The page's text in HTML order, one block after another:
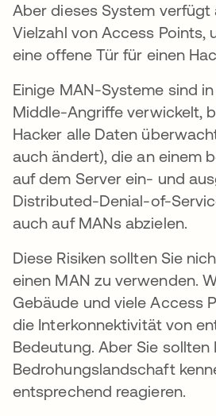
Aber dieses System verfügt
Vielzahl von Access Points,
eine offene Tür für einen
Einige MAN-Systeme sind
Middle-Angriffe verwickelt,
Hacker alle Daten
auch ändert), die an einem
auf dem Server ein- und
Distributed-Denial-of-
auch auf MANs abzielen.
Diese Risiken sollten Sie
einen MAN zu verwenden.
Gebäude und viele Access
die Interkonnektivität von
Bedeutung. Aber Sie sollten
Bedrohungslandschaft
entsprechend reagieren.